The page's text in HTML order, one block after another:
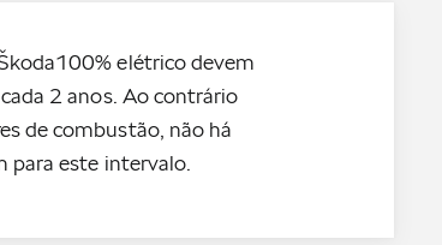
elétrico devem
2 anos. Ao contrário
de combustão, não há
para este intervalo.